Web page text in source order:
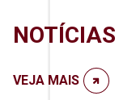
NOTÍCIAS
VEJA MAIS